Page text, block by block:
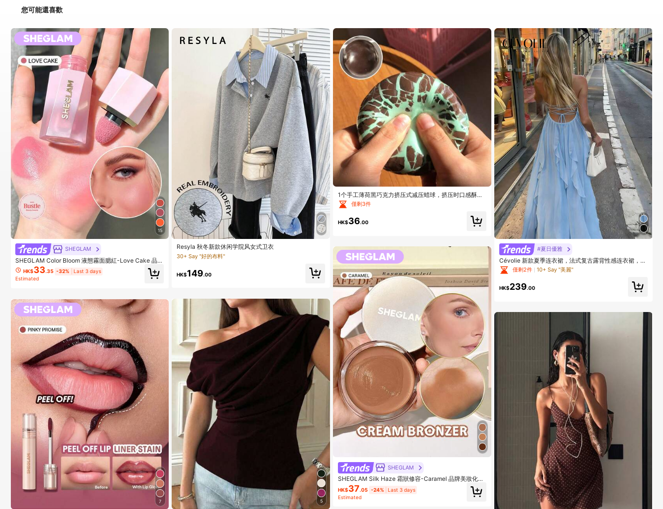
您可能還喜歡
15
SHEGLAM
SHEGLAM Color Bloom 液態霧面腮紅-Love Cake 品牌
美妝化妝品 適合女士與女孩
HK$33.35 -32%
Last 3 days
Estimated
7
Resyla 秋冬新款休闲学院风女式卫衣
30+ Say "好的布料"
HK$149.00
5
1个手工薄荷黑巧克力挤压式减压蜡球，挤压时口感酥
脆，男女皆宜，是派对礼品或礼物的完美之选，适合14
岁以上人群的解压玩具，节日、生日、愚人节、圣诞节礼
僅剩3件
HK$36.00
SHEGLAM
SHEGLAM Silk Haze 霜狀修容-Caramel 品牌美妝化妝
品 適合女士與女孩
HK$37.05 -24%
Last 3 days
Estimated
#夏日優雅
Cévolie 新款夏季连衣裙，法式复古露背性感连衣裙，冰
山蓝性感露背吊带连衣裙，适合海岛度假，休闲宽松优雅
雪纺连衣裙，适合度假、海滩漫步、派对、夏季庆典、郊
僅剩2件 10+ Say "美麗"
HK$239.00